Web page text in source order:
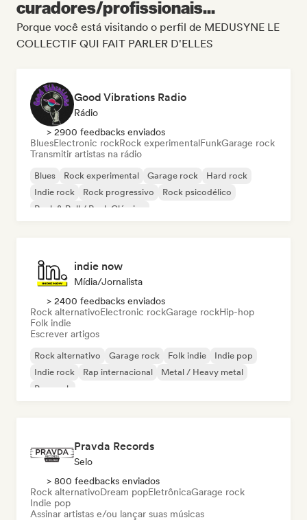
curadores/profissionais...
Porque você está visitando o perfil de MEDUSYNE LE
COLLECTIF QUI FAIT PARLER D'ELLES
Good Vibrations Radio
Rádio
> 2900 feedbacks enviados
BluesElectronic rockRock experimentalFunkGarage rock
Transmitir artistas na rádio
Blues Rock experimental Garage rock
Hard rock
Indie rock
Rock progressivo
Rock psicodélico
Rock & Roll / Rock Clássico
indie now
Mídia/Jornalista
> 2400 feedbacks enviados
Rock alternativoElectronic rockGarage rockHip-hop
Folk indie
Escrever artigos
Rock alternativo Garage rock Folk indie
Indie pop
Indie rock
Rap internacional
Metal / Heavy metal
Pop rock
Pravda Records
Selo
> 800 feedbacks enviados
Rock alternativoDream popEletrônicaGarage rock
Indie pop
Assinar artistas e/ou lançar suas músicas